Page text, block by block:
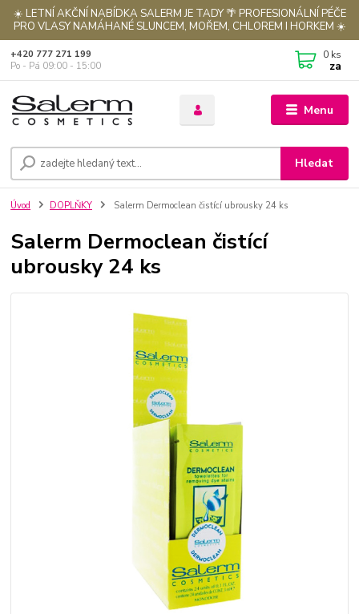
☀️ LETNÍ AKČNÍ NABÍDKA SALERM JE TADY 🌴 PROFESIONÁLNÍ PÉČE
PRO VLASY NAMÁHANÉ SLUNCEM, MOŘEM, CHLOREM I HORKEM ☀️
Menu
Hledat
+420 777 271 199
Po - Pá 09:00 - 15:00
0 ks
za
Úvod DOPLŇKY Salerm Dermoclean čistící ubrousky 24 ks
Salerm Dermoclean čistící
ubrousky 24 ks